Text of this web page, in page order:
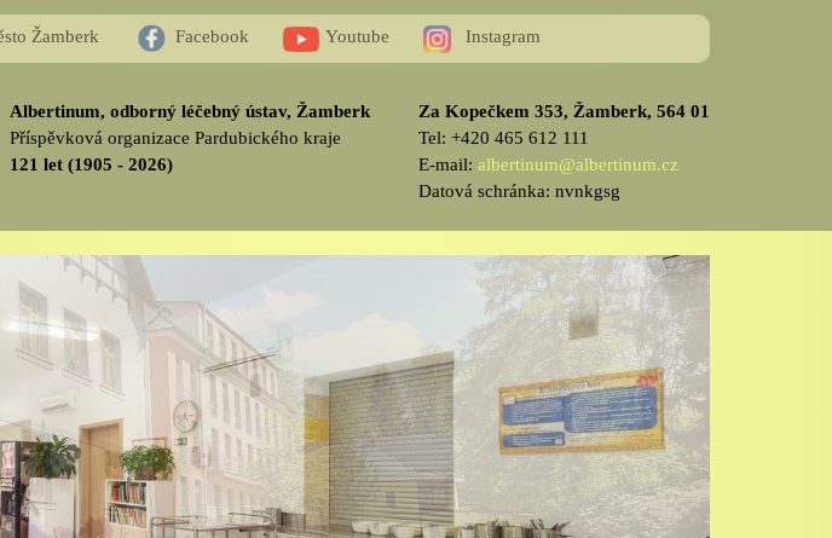
Žamberk Facebook Youtube Instagram
Za Kopečkem 353, Žamberk, 564 01
Tel: +420 465 612 111
E-mail:albertinum@albertinum.cz
Datová schránka: nvnkgsg
Albertinum, odborný léčebný ústav, Žamberk
Příspěvková organizace Pardubického kraje
121 let (1905 - 2026)